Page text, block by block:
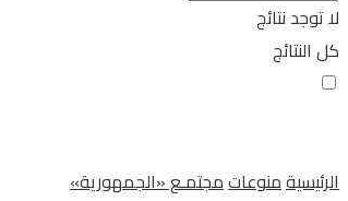
لا توجد نتائج
كل النتائج
الرئيسيةمنوعاتمجتمـع «الجمهورية»